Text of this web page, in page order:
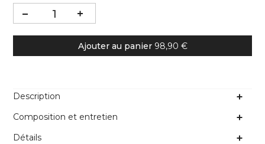
Ajouter au panier 98,90 €
Description
Composition et entretien
Détails